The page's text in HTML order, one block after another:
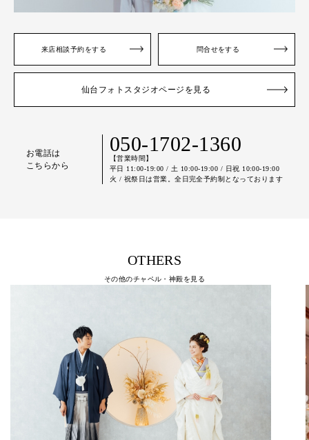
来店相談予約をする 問合せをする
仙台フォトスタジオページを見る
お電話は
こちらから
050-1702-1360
【営業時間】
平日 11:00-19:00 / 土 10:00-19:00 / 日祝 10:00-19:00
火 / 祝祭日は営業。全日完全予約制となっております
OTHERS
その他のチャペル・神殿を見る